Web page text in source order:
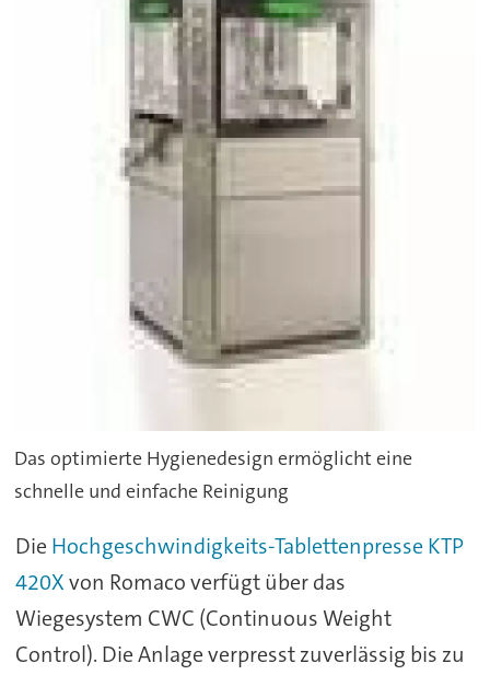
Das optimierte Hygienedesign ermöglicht eine
schnelle und einfache Reinigung
Die Hochgeschwindigkeits-Tablettenpresse KTP
420Xvon Romaco verfügt über das
Wiegesystem CWC (Continuous Weight
Control). Die Anlage verpresst zuverlässig bis zu